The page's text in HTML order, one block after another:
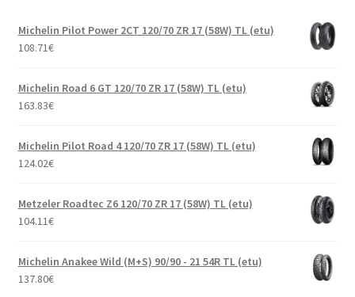
Michelin Pilot Power 2CT 120/70 ZR 17 (58W) TL (etu)
108.71€
Michelin Road 6 GT 120/70 ZR 17 (58W) TL (etu)
163.83€
Michelin Pilot Road 4 120/70 ZR 17 (58W) TL (etu)
124.02€
Metzeler Roadtec Z6 120/70 ZR 17 (58W) TL (etu)
104.11€
Michelin Anakee Wild (M+S) 90/90 - 21 54R TL (etu)
137.80€